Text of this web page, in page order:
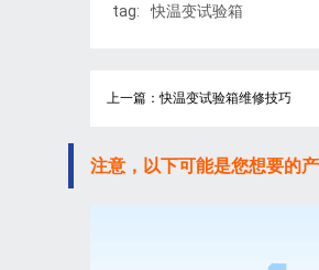
tag: 快温变试验箱
上一篇：快温变试验箱维修技巧
注意，以下可能是您想要的